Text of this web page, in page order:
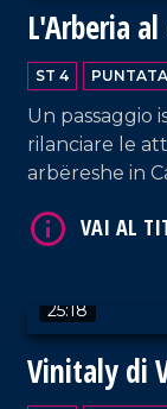
L'Arberia
politico e
ST 4
Un passaggio
rilanciare le
arbëreshe in
con Ernesto
25:18
Vinitaly di
VAI AL TITOLO